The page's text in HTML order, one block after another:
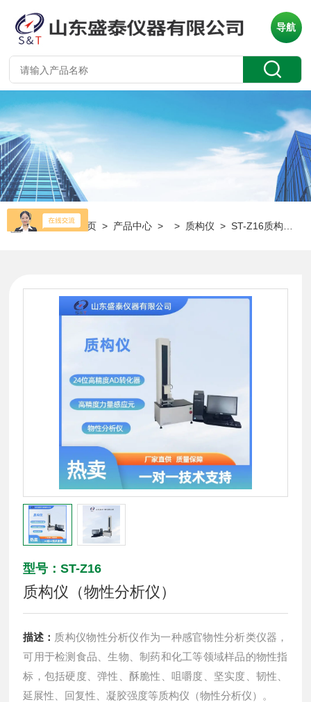
导航
当前位置：首页 > 产品中心 > > 质构仪 > ST-Z16质构仪（物性分析仪）
型号：ST-Z16
质构仪（物性分析仪）
描述： 质构仪物性分析仪作为一种感官物性分析类仪器，
可用于检测食品、生物、制药和化工等领域样品的物性指
标，包括硬度、弹性、酥脆性、咀嚼度、坚实度、韧性、
延展性、回复性、凝胶强度等质构仪（物性分析仪）。